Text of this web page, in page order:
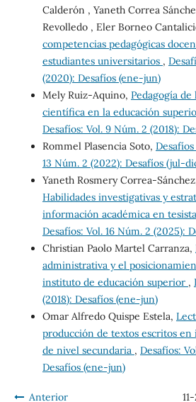
Calderón , Yaneth Correa
Revolledo , Eler Borneo
competencias pedagógicas
estudiantes universitarios ,
(2020): Desafíos (ene-jun)
Mely Ruiz-Aquino, Pedagogía
científica en la educación
Desafíos: Vol. 9 Núm. 2 (2018):
Rommel Plasencia Soto,
13 Núm. 2 (2022): Desafíos (jul-
Yaneth Rosmery Correa-
Habilidades investigativas y
información académica en
Desafíos: Vol. 16 Núm. 2 (2025):
Christian Paolo Martel Carranza,
administrativa y el
instituto de educación superior ,
(2018): Desafíos (ene-jun)
Omar Alfredo Quispe Estela,
producción de textos escritos en
de nivel secundaria , Desafíos:
Desafíos (ene-jun)
Anterior